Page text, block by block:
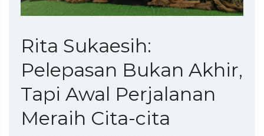
Rita Sukaesih:
Pelepasan Bukan Akhir,
Tapi Awal Perjalanan
Meraih Cita-cita